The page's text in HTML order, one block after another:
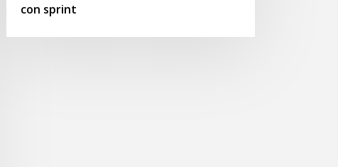
con sprint